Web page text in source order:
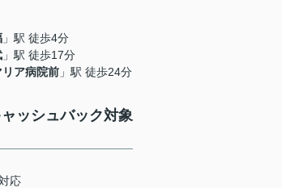
」駅 徒歩4分
」駅 徒歩17分
リア病院前 」駅 徒歩24分
ッシュバック対象
応